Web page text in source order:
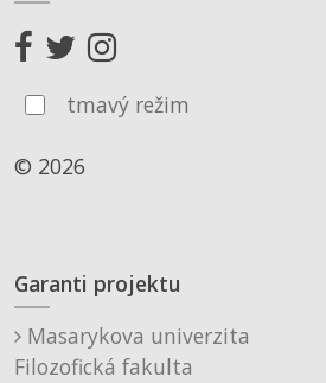
tmavý režim
© 2026
Garanti projektu
Masarykova univerzita
Filozofická fakulta